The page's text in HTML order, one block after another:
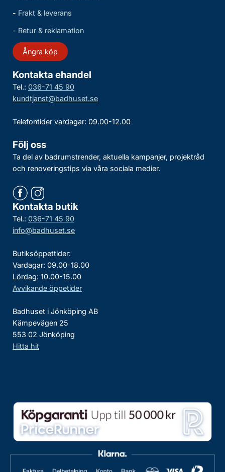
- Frakt & leverans
- Retur & reklamation
Ångra köp
Kontakta ehandel
Tel.: 036-71 45 90
kundtjanst@badhuset.se
Telefontider vardagar: 09.00-12.00
Följ oss
Ta del av badrumstrender, aktuella kampanjer, projektråd
och renoveringstips via våra sociala medier.
Kontakta butik
Tel.: 036-71 45 90
info@badhuset.se
Butiksöppettider:
Vardagar: 09.00-18.00
Lördag: 10.00-15.00
Avvikande öppetider
Badhuset i Jönköping AB
Kämpevägen 25
553 02 Jönköping
Hitta hit